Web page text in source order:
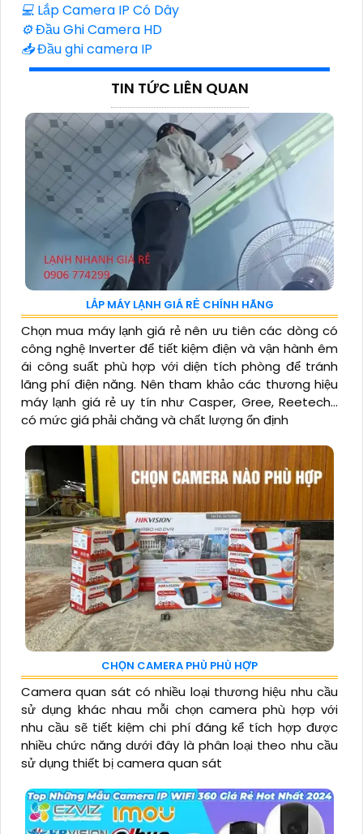
💻 Lắp Camera IP Có Dây
⚙️Đầu Ghi Camera HD
📥Đầu ghi camera IP
TIN TỨC LIÊN QUAN
LẮP MÁY LẠNH GIÁ RẺ CHÍNH HÃNG
Chọn mua máy lạnh giá rẻ nên ưu tiên các dòng có
công nghệ Inverter để tiết kiệm điện và vận hành êm
ái công suất phù hợp với diện tích phòng để tránh
lãng phí điện năng. Nên tham khảo các thương hiệu
máy lạnh giá rẻ uy tín như Casper, Gree, Reetech…
có mức giá phải chăng và chất lượng ổn định
CHỌN CAMERA PHÙ PHÙ HỢP
Camera quan sát có nhiều loại thương hiệu nhu cầu
sử dụng khác nhau mỗi chọn camera phù hợp với
nhu cầu sẽ tiết kiệm chi phí đáng kể tích hợp được
nhiều chức năng dưới đây là phân loại theo nhu cầu
sử dụng thiết bị camera quan sát